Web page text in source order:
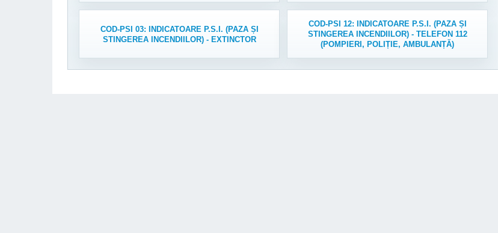
COD-PSI 03: INDICATOARE P.S.I. (PAZA ȘI
STINGEREA INCENDIILOR) - EXTINCTOR
COD-PSI 12: INDICATOARE P.S.I. (PAZA ȘI
STINGEREA INCENDIILOR) - TELEFON 112
(POMPIERI, POLIȚIE, AMBULANȚĂ)